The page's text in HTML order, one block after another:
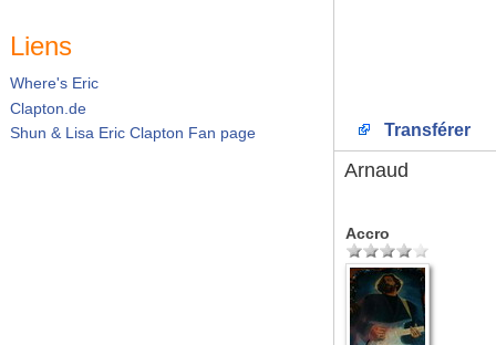
Liens
Where's Eric
Clapton.de
Shun & Lisa Eric Clapton Fan page
Transférer
Arnaud
Accro